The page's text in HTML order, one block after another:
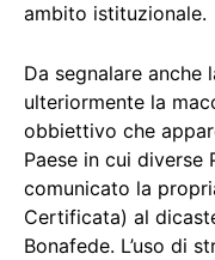
ambito istituzionale.
Da segnalare
ulteriormente la
obbiettivo che
Paese in cui diverse
comunicato la
Certificata) al
Bonafede. L’uso di